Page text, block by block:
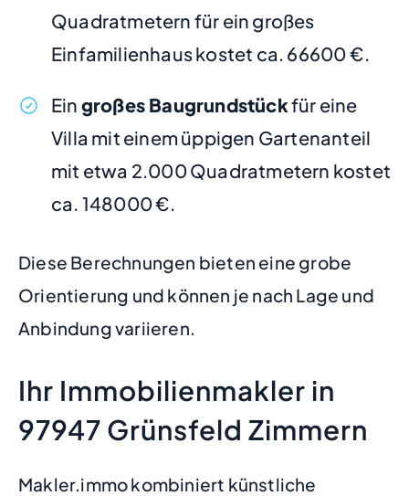
Quadratmetern für ein großes
Einfamilienhaus kostet ca. 66600 €.
Ein großes Baugrundstückfür eine
Villa mit einem üppigen Gartenanteil
mit etwa 2.000 Quadratmetern kostet
ca. 148000 €.
Diese Berechnungen bieten eine grobe
Orientierung und können je nach Lage und
Anbindung variieren.
Ihr Immobilienmakler in
97947 Grünsfeld Zimmern
Makler.immo kombiniert künstliche